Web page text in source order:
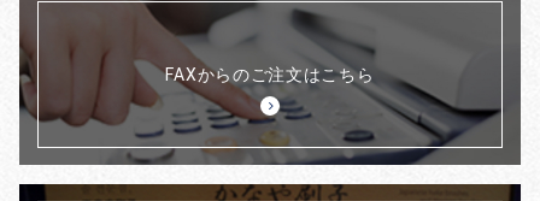
FAXからのご注文はこちら